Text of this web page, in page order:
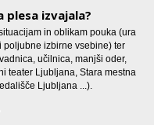
plesa izvajala?
in oblikam pouka (ura
poljubne izbirne vsebine) ter
učilnica, manjši oder,
teater Ljubljana, Stara mestna
Ljubljana ...).